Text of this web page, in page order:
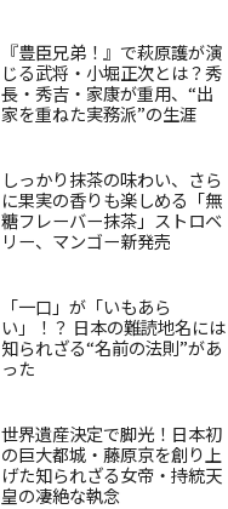
『豊臣兄弟！』で萩原護が演
じる武将・小堀正次とは？秀
長・秀吉・家康が重用、“出
家を重ねた実務派”の生涯
しっかり抹茶の味わい、さら
に果実の香りも楽しめる「無
糖フレーバー抹茶」ストロベ
リー、マンゴー新発売
「一口」が「いもあら
い」！？ 日本の難読地名には
知られざる“名前の法則”があ
った
世界遺産決定で脚光！日本初
の巨大都城・藤原京を創り上
げた知られざる女帝・持統天
皇の凄絶な執念